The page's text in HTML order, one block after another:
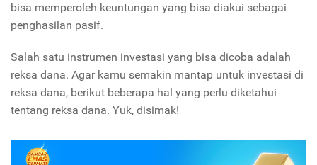
bisa memperoleh keuntungan yang bisa diakui sebagai
penghasilan pasif.
Salah satu instrumen investasi yang bisa dicoba adalah
reksa dana. Agar kamu semakin mantap untuk investasi di
reksa dana, berikut beberapa hal yang perlu diketahui
tentang reksa dana. Yuk, disimak!